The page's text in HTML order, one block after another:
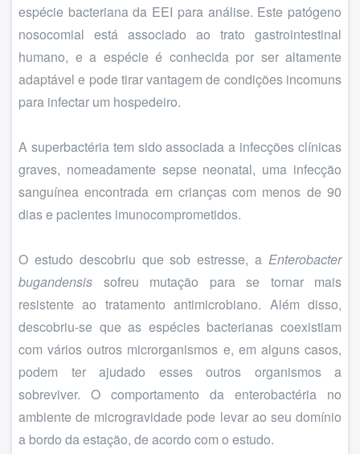
espécie bacteriana da EEI para análise. Este patógeno
nosocomial está associado ao trato gastrointestinal
humano, e a espécie é conhecida por ser altamente
adaptável e pode tirar vantagem de condições incomuns
para infectar um hospedeiro.
A superbactéria tem sido associada a infecções clínicas
graves, nomeadamente sepse neonatal, uma infecção
sanguínea encontrada em crianças com menos de 90
dias e pacientes imunocomprometidos.
O estudo descobriu que sob estresse, a Enterobacter
bugandensis sofreu mutação para se tornar mais
resistente ao tratamento antimicrobiano. Além disso,
descobriu-se que as espécies bacterianas coexistiam
com vários outros microrganismos e, em alguns casos,
podem ter ajudado esses outros organismos a
sobreviver. O comportamento da enterobactéria no
ambiente de microgravidade pode levar ao seu domínio
a bordo da estação, de acordo com o estudo.